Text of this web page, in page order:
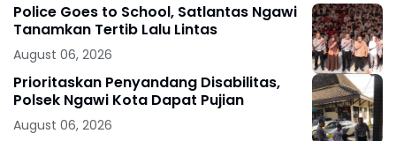
Police Goes to School, Satlantas Ngawi
Tanamkan Tertib Lalu Lintas
August 06, 2026
Prioritaskan Penyandang Disabilitas,
Polsek Ngawi Kota Dapat Pujian
August 06, 2026